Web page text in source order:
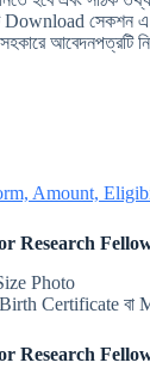
Download সেকশন
আবেদনপত্রটি
Amount,
Research
Photo
Birth Certificate
Research